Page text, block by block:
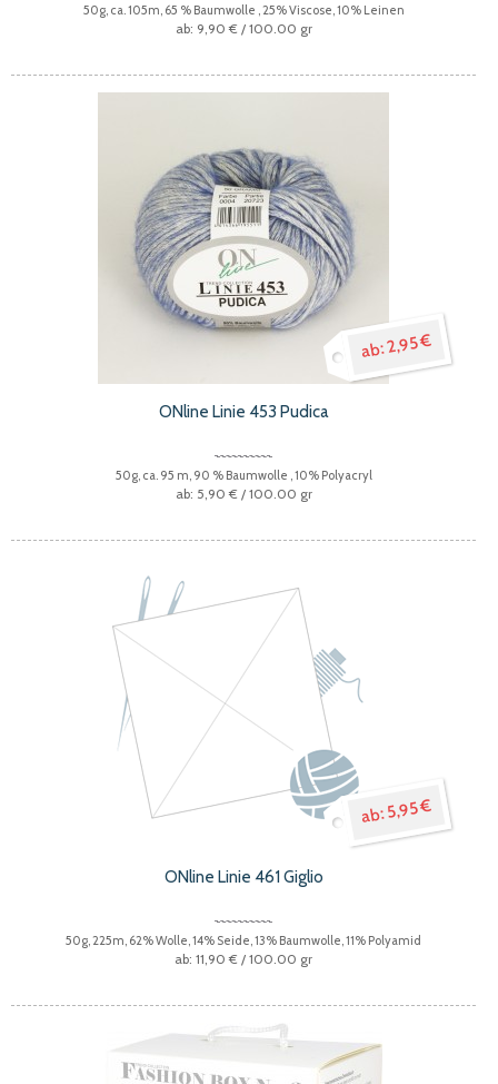
50g, ca. 105m, 65 % Baumwolle , 25% Viscose, 10% Leinen
9,90 € / 100.00 gr
2,95 €
ONline Linie 453 Pudica
50g, ca. 95 m, 90 % Baumwolle , 10% Polyacryl
5,90 € / 100.00 gr
5,95 €
ONline Linie 461 Giglio
50g, 225m, 62% Wolle, 14% Seide, 13% Baumwolle, 11% Polyamid
11,90 € / 100.00 gr